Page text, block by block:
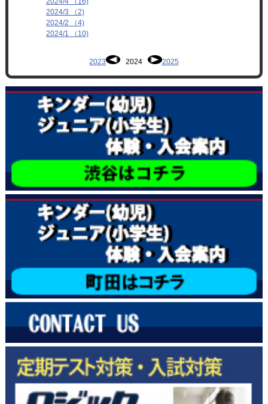
2024/3 （2)
2024/2 （4)
2024/1 （10)
2023 2024 2025